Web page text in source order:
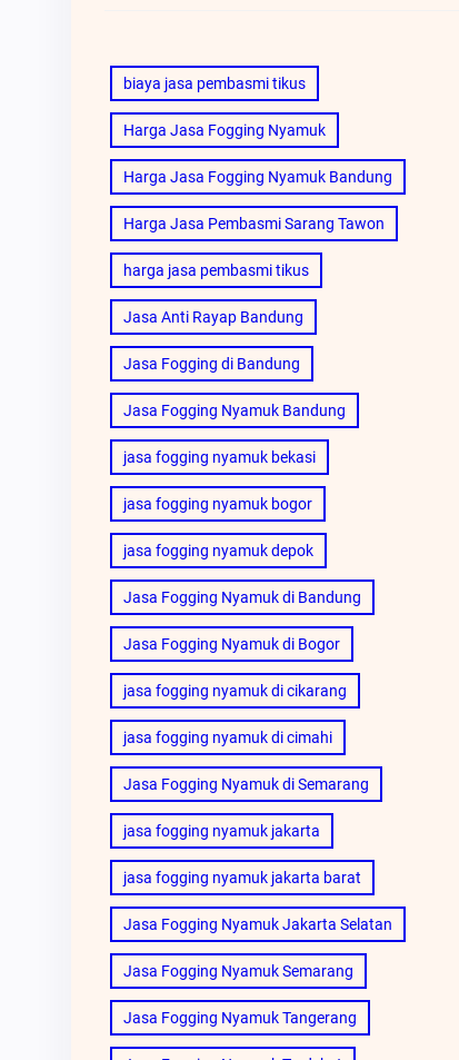
biaya jasa pembasmi tikus
Harga Jasa Fogging Nyamuk
Harga Jasa Fogging Nyamuk Bandung
Harga Jasa Pembasmi Sarang Tawon
harga jasa pembasmi tikus
Jasa Anti Rayap Bandung
Jasa Fogging di Bandung
Jasa Fogging Nyamuk Bandung
jasa fogging nyamuk bekasi
jasa fogging nyamuk bogor
jasa fogging nyamuk depok
Jasa Fogging Nyamuk di Bandung
Jasa Fogging Nyamuk di Bogor
jasa fogging nyamuk di cikarang
jasa fogging nyamuk di cimahi
Jasa Fogging Nyamuk di Semarang
jasa fogging nyamuk jakarta
jasa fogging nyamuk jakarta barat
Jasa Fogging Nyamuk Jakarta Selatan
Jasa Fogging Nyamuk Semarang
Jasa Fogging Nyamuk Tangerang